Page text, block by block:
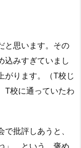
と思います。その
込みすぎていまし
がります。（T校じ
T校に通っていたわ
批評しあうと、